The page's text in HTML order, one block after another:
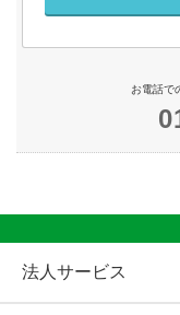
お電話で
法人サービス